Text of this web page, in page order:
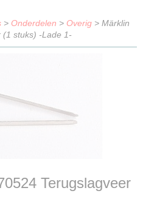
> Onderdelen > Overig > Märklin
(1 stuks) -Lade 1-
Terugslagveer